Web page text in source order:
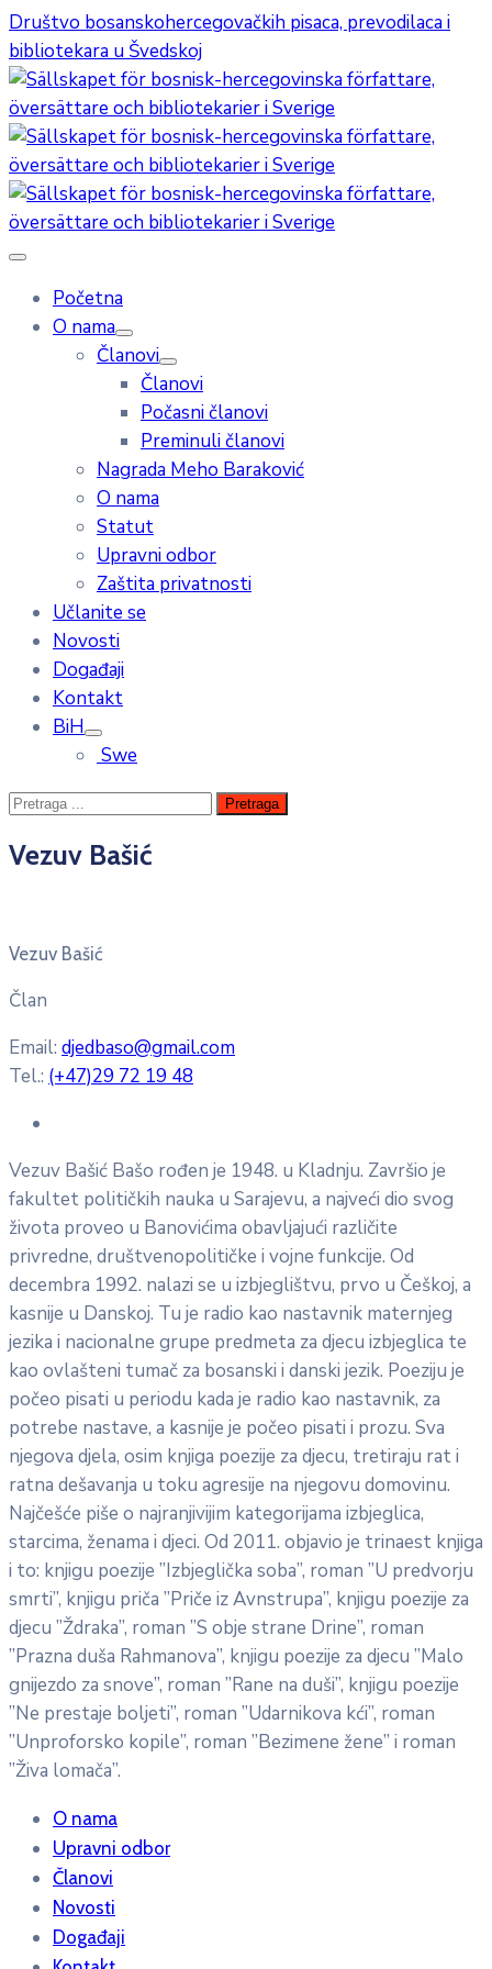
Društvo bosanskohercegovačkih pisaca, prevodilaca i
bibliotekara u Švedskoj
Početna
O nama
Članovi
Članovi
Počasni članovi
Preminuli članovi
Nagrada Meho Baraković
O nama
Statut
Upravni odbor
Zaštita privatnosti
Učlanite se
Novosti
Događaji
Kontakt
BiH
Swe
Vezuv Bašić
Vezuv Bašić
Član
Email: djedbaso@gmail.com
Tel.: (+47)29 72 19 48
Vezuv Bašić Bašo rođen je 1948. u Kladnju. Završio je
fakultet političkih nauka u Sarajevu, a najveći dio svog
života proveo u Banovićima obavljajući različite
privredne, društvenopolitičke i vojne funkcije. Od
decembra 1992. nalazi se u izbjeglištvu, prvo u Češkoj, a
kasnije u Danskoj. Tu je radio kao nastavnik maternjeg
jezika i nacionalne grupe predmeta za djecu izbjeglica te
kao ovlašteni tumač za bosanski i danski jezik. Poeziju je
počeo pisati u periodu kada je radio kao nastavnik, za
potrebe nastave, a kasnije je počeo pisati i prozu. Sva
njegova djela, osim knjiga poezije za djecu, tretiraju rat i
ratna dešavanja u toku agresije na njegovu domovinu.
Najčešće piše o najranjivijim kategorijama izbjeglica,
starcima, ženama i djeci. Od 2011. objavio je trinaest knjiga
i to: knjigu poezije ”Izbjeglička soba”, roman ”U predvorju
smrti”, knjigu priča ”Priče iz Avnstrupa”, knjigu poezije za
djecu ”Ždraka”, roman ”S obje strane Drine”, roman
”Prazna duša Rahmanova”, knjigu poezije za djecu ”Malo
gnijezdo za snove”, roman ”Rane na duši”, knjigu poezije
”Ne prestaje boljeti”, roman ”Udarnikova kći”, roman
”Unproforsko kopile”, roman ”Bezimene žene” i roman
”Živa lomača”.
O nama
Upravni odbor
Članovi
Novosti
Događaji